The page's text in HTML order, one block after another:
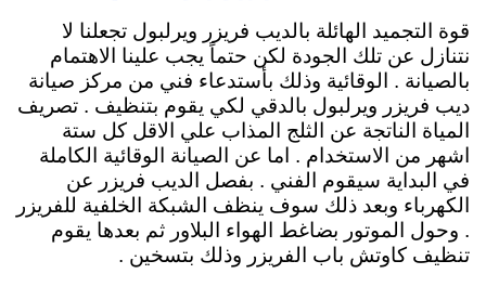
قوة التجميد الهائلة بالديب فريزر ويرلبول تجعلنا لا
نتنازل عن تلك الجودة لكن حتماً يجب علينا الاهتمام
بالصيانة . الوقائية وذلك بأستدعاء فني من مركز صيانة
ديب فريزر ويرلبول بالدقي لكي يقوم بتنظيف . تصريف
المياة الناتجة عن الثلج المذاب علي الاقل كل ستة
اشهر من الاستخدام . اما عن الصيانة الوقائية الكاملة
في البداية سيقوم الفني . بفصل الديب فريزر عن
الكهرباء وبعد ذلك سوف ينظف الشبكة الخلفية للفريزر
. وحول الموتور بضاغط الهواء البلاور ثم بعدها يقوم
تنظيف كاوتش باب الفريزر وذلك بتسخين .